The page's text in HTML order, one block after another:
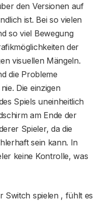
den Versionen auf
ist. Bei so vielen
so viel Bewegung
der
visuellen Mängeln.
die Probleme
Die einzigen
Spiels uneinheitlich
am Ende der
Spieler, da die
sein kann. In
keine Kontrolle, was
Switch spielen , fühlt es